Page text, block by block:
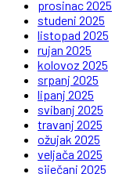
prosinac 2025
studeni 2025
listopad 2025
rujan 2025
kolovoz 2025
srpanj 2025
lipanj 2025
svibanj 2025
travanj 2025
ožujak 2025
veljača 2025
siječanj 2025